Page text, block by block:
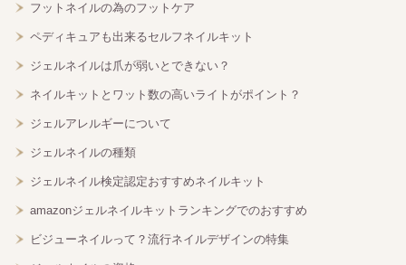
フットネイルの為のフットケア
ペディキュアも出来るセルフネイルキット
ジェルネイルは爪が弱いとできない？
ネイルキットとワット数の高いライトがポイント？
ジェルアレルギーについて
ジェルネイルの種類
ジェルネイル検定認定おすすめネイルキット
amazonジェルネイルキットランキングでのおすすめ
ビジューネイルって？流行ネイルデザインの特集